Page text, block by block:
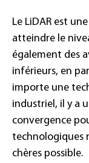
Le LiDAR est
atteindre le
également des
inférieurs, en
importe une
industriel, il y a
convergence
technologiques
chères possible.